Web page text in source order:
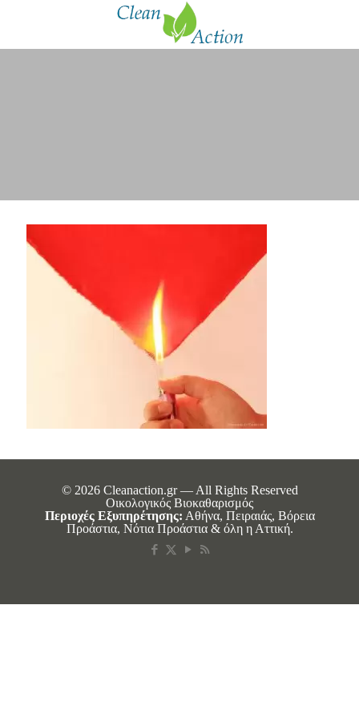
© 2026 Cleanaction.gr — All Rights Reserved
Οικολογικός Βιοκαθαρισμός
Περιοχές Εξυπηρέτησης: Αθήνα, Πειραιάς, Βόρεια
Προάστια, Νότια Προάστια & όλη η Αττική.